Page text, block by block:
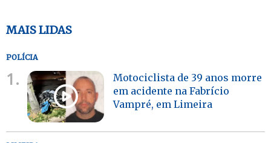
MAIS LIDAS
POLÍCIA
1.
Motociclista de 39 anos morre
em acidente na Fabrício
Vampré, em Limeira